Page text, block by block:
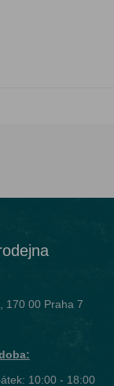
170 00 Praha 7
10:00 - 18:00